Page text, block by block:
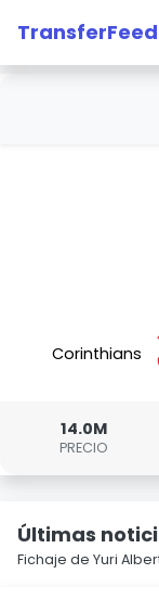
TransferFeed
Corinthians
14.0M
PRECIO
Últimas
Fichaje de Yuri